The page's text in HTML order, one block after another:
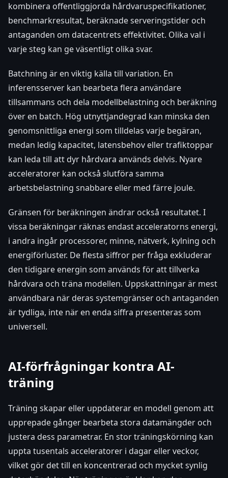
kombinera offentliggjorda hårdvaruspecifikationer,
benchmarkresultat, beräknade serveringstider och
antaganden om datacentrets effektivitet. Olika val i
varje steg kan ge väsentligt olika svar.
Batchning är en viktig källa till variation. En
inferensserver kan bearbeta flera användare
tillsammans och dela modellbelastning och beräkning
över en batch. Hög utnyttjandegrad kan minska den
genomsnittliga energi som tilldelas varje begäran,
medan ledig kapacitet, latensbehov eller trafiktoppar
kan leda till att dyr hårdvara används delvis. Nyare
acceleratorer kan också slutföra samma
arbetsbelastning snabbare eller med färre joule.
Gränsen för beräkningen ändrar också resultatet. I
vissa beräkningar räknas endast acceleratorns energi,
i andra ingår processorer, minne, nätverk, kylning och
energiförluster. De flesta siffror per fråga exkluderar
den tidigare energin som används för att tillverka
hårdvara och träna modellen. Uppskattningar är mest
användbara när deras systemgränser och antaganden
är tydliga, inte när en enda siffra presenteras som
universell.
AI-förfrågningar kontra AI-
träning
Träning skapar eller uppdaterar en modell genom att
upprepade gånger bearbeta stora datamängder och
justera dess parametrar. En stor träningskörning kan
uppta tusentals acceleratorer i dagar eller veckor,
vilket gör det till en koncentrerad och mycket synlig